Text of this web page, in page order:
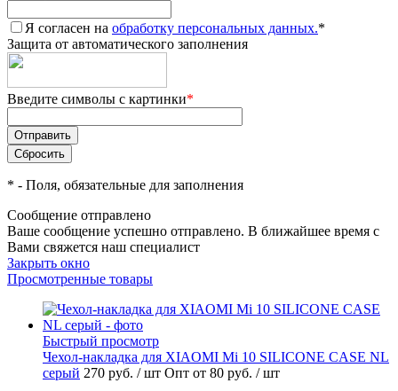
Я согласен на обработку персональных данных.*
Защита от автоматического заполнения
Введите символы с картинки*
* - Поля, обязательные для заполнения
Сообщение отправлено
Ваше сообщение успешно отправлено. В ближайшее время с
Вами свяжется наш специалист
Закрыть окно
Просмотренные товары
Быстрый просмотр
Чехол-накладка для XIAOMI Mi 10 SILICONE CASE NL
серый 270 руб. / шт Опт от 80 руб. / шт